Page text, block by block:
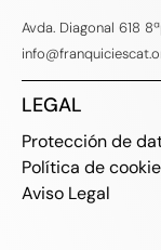
Avda. Diagonal 618
LEGAL
Protección de
Política de
Aviso Legal